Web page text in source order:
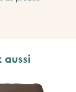
aussi